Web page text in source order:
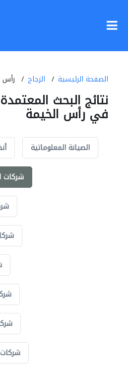
الصفحة الرئيسية الزجاج رأس
نتائج البحث
في رأس الخيمة
الصيانة المعلوماتية
شركات